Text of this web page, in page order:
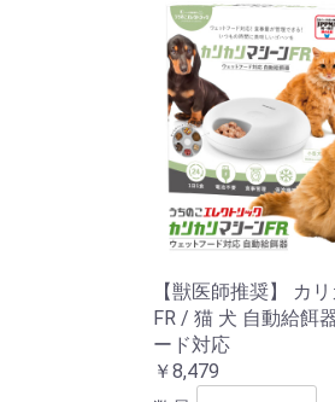
【獣医師推奨】 カ
FR / 猫 犬 自動給餌
ード対応
￥8,479